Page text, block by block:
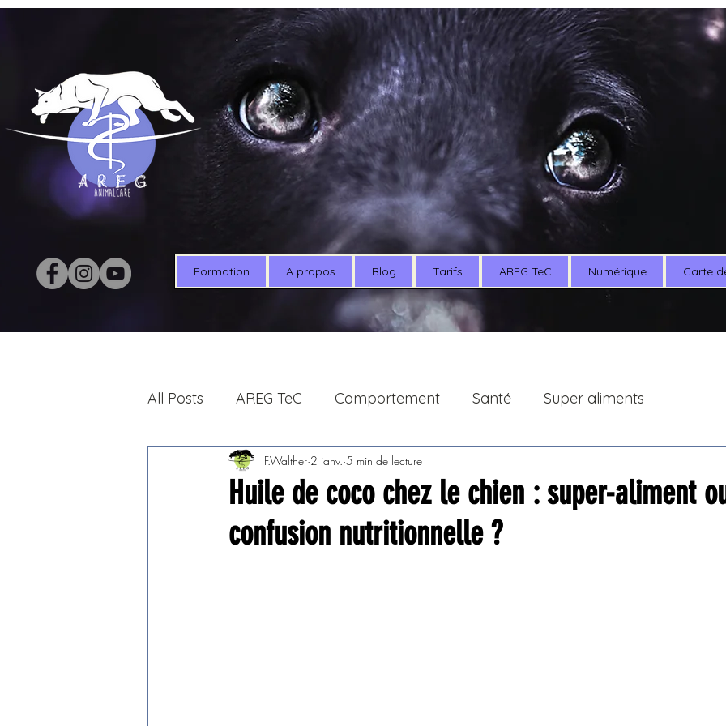
Formation A propos Blog Tarifs AREG TeC Numérique Carte
All Posts AREG TeC Comportement Santé Super aliments
Huile de coco chez le chien : super-aliment
confusion nutritionnelle ?
F.Walther 2 janv. 5 min de lecture